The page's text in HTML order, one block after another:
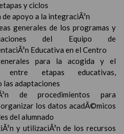
y ciclos
de apoyo a la integraciÃ³n
generales de los programas y
del Equipo de
Educativa en el Centro
para la acogida y el
entre etapas educativas,
las adaptaciones
de procedimientos para
los datos acadÃ©micos
del alumnado
y utilizaciÃ³n de los recursos